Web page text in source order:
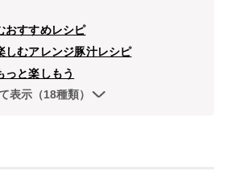
おすすめレシピ
しむアレンジ豚汁レシピ
っと楽しもう
表示（18種類）